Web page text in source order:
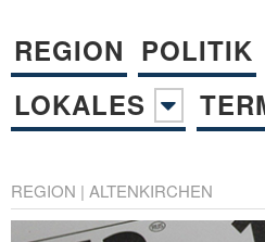
REGION POLITIK
LOKALES
REGION | ALTENKIRCHEN